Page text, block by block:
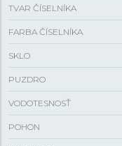
TVAR ČÍSELNÍKA
FARBA ČÍSELNÍKA
SKLO
PUZDRO
VODOTESNOSŤ
POHON